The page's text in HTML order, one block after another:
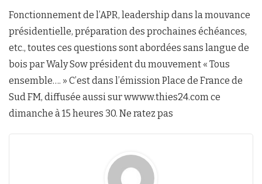
Fonctionnement de l’APR, leadership dans la mouvance
présidentielle, préparation des prochaines échéances,
etc., toutes ces questions sont abordées sans langue de
bois par Waly Sow président du mouvement « Tous
ensemble…. » C’est dans l’émission Place de France de
Sud FM, diffusée aussi sur wwww.thies24.com ce
dimanche à 15 heures 30. Ne ratez pas